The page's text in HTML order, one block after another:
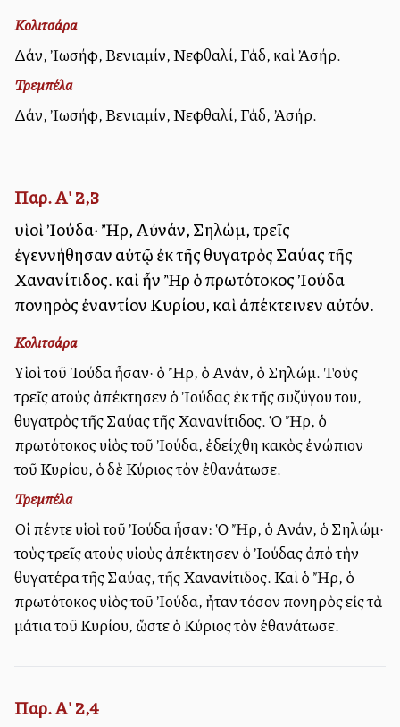
Κολιτσάρα
Δάν, Ἰωσήφ, Βενιαμίν, Νεφθαλί, Γάδ, καὶ Ἀσήρ.
Τρεμπέλα
Δάν, Ἰωσήφ, Βενιαμίν, Νεφθαλί, Γάδ, Ἀσήρ.
Παρ. Α' 2,3
υἱοὶ Ἰούδα· Ἤρ, Αὐνάν, Σηλώμ, τρεῖς
ἐγεννήθησαν αὐτῷ ἐκ τῆς θυγατρὸς Σαύας τῆς
Χανανίτιδος. καὶ ἦν Ἢρ ὁ πρωτότοκος Ἰούδα
πονηρὸς ἐναντίον Κυρίου, καὶ ἀπέκτεινεν αὐτόν.
Κολιτσάρα
Υἱοὶ τοῦ Ἰούδα ἦσαν· ὁ Ἤρ, ὁ Αὐνάν, ὁ Σηλώμ. Τοὺς
τρεῖς αὐτοὺς ἀπέκτησεν ὁ Ἰούδας ἐκ τῆς συζύγου του,
θυγατρὸς τῆς Σαύας τῆς Χανανίτιδος. Ὁ Ἤρ, ὁ
πρωτότοκος υἱὸς τοῦ Ἰούδα, ἐδείχθη κακὸς ἐνώπιον
τοῦ Κυρίου, ὁ δὲ Κύριος τὸν ἐθανάτωσε.
Τρεμπέλα
Οἱ πέντε υἱοὶ τοῦ Ἰούδα ἦσαν: Ὁ Ἤρ, ὁ Αὐνάν, ὁ Σηλώμ·
τοὺς τρεῖς αὐτοὺς υἱοὺς ἀπέκτησεν ὁ Ἰούδας ἀπὸ τὴν
θυγατέρα τῆς Σαύας, τῆς Χανανίτιδος. Καὶ ὁ Ἤρ, ὁ
πρωτότοκος υἱὸς τοῦ Ἰούδα, ἦταν τόσον πονηρὸς εἰς τὰ
μάτια τοῦ Κυρίου, ὥστε ὁ Κύριος τὸν ἐθανάτωσε.
Παρ. Α' 2,4